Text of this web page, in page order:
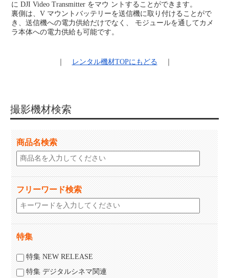
に DJI Video Transmitter をマウ ントすることができます。
裏側は、V マウントバッテリーを送信機に取り付けることがで
き、送信機への電力供給だけでなく、 モジュールを通してカメ
ラ本体への電力供給も可能です。
レンタル機材TOPにもどる
撮影機材検索
商品名検索
フリーワード検索
特集
特集 NEW RELEASE
特集 デジタルシネマ関連